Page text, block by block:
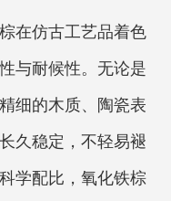
在仿古工艺品着色
与耐候性。无论是
细的木质、陶瓷表
久稳定，不轻易褪
学配比，氧化铁棕